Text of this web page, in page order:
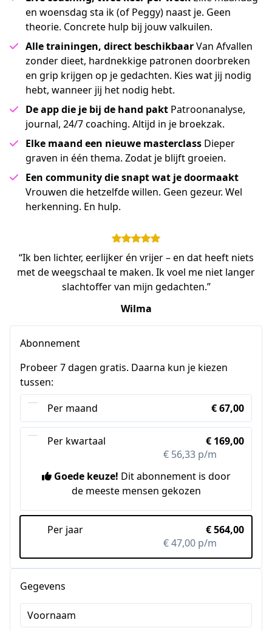
en woensdag sta ik (of Peggy) naast je. Geen
theorie. Concrete hulp bij jouw valkuilen.
Alle trainingen, direct beschikbaarVan Afvallen
zonder dieet, hardnekkige patronen doorbreken
en grip krijgen op je gedachten. Kies wat jij nodig
hebt, wanneer jij het nodig hebt.
De app die je bij de hand pakt Patroonanalyse,
journal, 24/7 coaching. Altijd in je broekzak.
Elke maand een nieuwe masterclass Dieper
graven in één thema. Zodat je blijft groeien.
Een community die snapt wat je doormaakt
Vrouwen die hetzelfde willen. Geen gezeur. Wel
herkenning. En hulp.
“Ik ben lichter, eerlijker én vrijer – en dat heeft niets
met de weegschaal te maken. Ik voel me niet langer
slachtoffer van mijn gedachten.”
Wilma
Abonnement
Probeer 7 dagen gratis. Daarna kun je kiezen
tussen:
Per maand
€ 67,00
Per kwartaal
€ 169,00
€ 56,33 p/m
Goede keuze! Dit abonnement is door
de meeste mensen gekozen
Per jaar
€ 564,00
€ 47,00 p/m
Gegevens
Voornaam